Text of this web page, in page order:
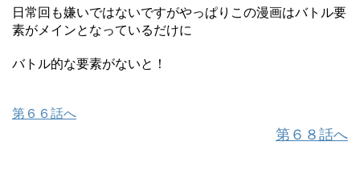
日常回も嫌いではないですがやっぱりこの漫画はバトル要
素がメインとなっているだけに
バトル的な要素がないと！
第６６話へ
第６８話へ